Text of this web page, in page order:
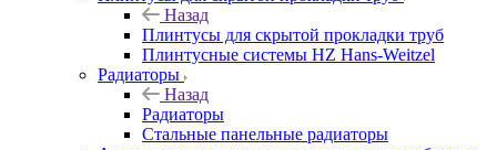
Назад
Плинтусы для скрытой прокладки труб
Плинтусные системы HZ Hans-Weitzel
Радиаторы
Назад
Радиаторы
Стальные панельные радиаторы